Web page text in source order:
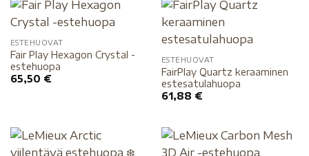
ESTEHUOVAT
Fair Play Hexagon Crystal -
estehuopa
65,50 €
ESTEHUOVAT
FairPlay Quartz keraaminen
estesatulahuopa
61,88 €